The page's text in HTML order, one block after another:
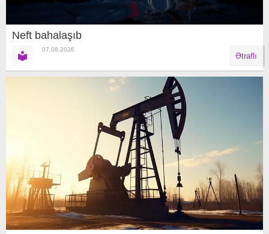
Neft bahalaşıb
07.08.2026
Ətraflı